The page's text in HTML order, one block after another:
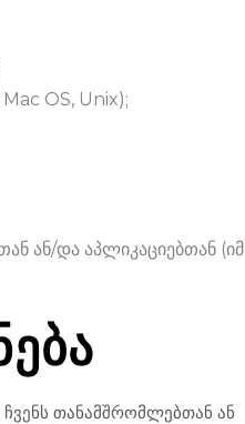
OS, Unix);
ან/და აპლიკაციებთან (იმ
თანამშრომლებთან ან